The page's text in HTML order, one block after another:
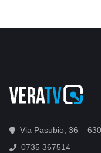
Via Pasubio, 36 –
0735 367514